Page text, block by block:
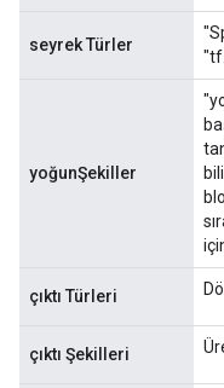
seyrek Türler
yoğunŞekiller
çıktı Türleri
çıktı Şekilleri